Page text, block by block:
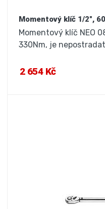
Momentový klíč 1/2",
Momentový klíč NEO
330Nm, je
2 654 Kč